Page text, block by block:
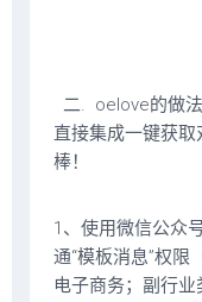
二. oelove的做
直接集成一键获
棒！
1、使用微信公众
通“模板消息”权限
电子商务；副行业